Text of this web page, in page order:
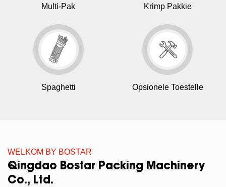
Multi-Pak Krimp Pakkie
Spaghetti Opsionele Toestelle
WELKOM BY BOSTAR
Qingdao Bostar Packing Machinery
Co., Ltd.